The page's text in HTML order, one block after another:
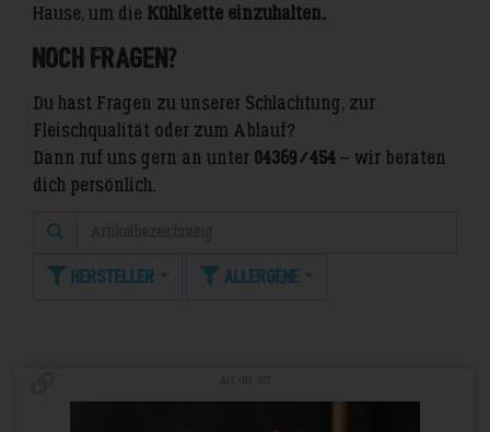
Hause, um die Kühlkette einzuhalten.
Noch Fragen?
Du hast Fragen zu unserer Schlachtung, zur
Fleischqualität oder zum Ablauf?
Dann ruf uns gern an unter 04369 / 454– wir beraten
dich persönlich.
Hersteller Allergene